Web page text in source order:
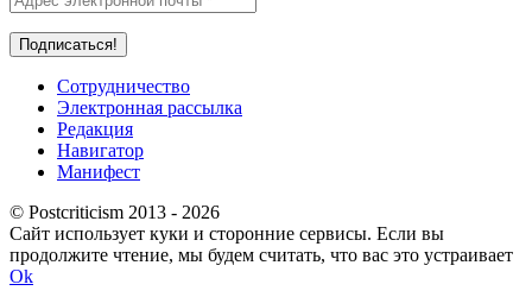
Сотрудничество
Электронная рассылка
Редакция
Навигатор
Манифест
© Postcriticism 2013 - 2026
Сайт использует куки и сторонние сервисы. Если вы
продолжите чтение, мы будем считать, что вас это устраивает
Ok